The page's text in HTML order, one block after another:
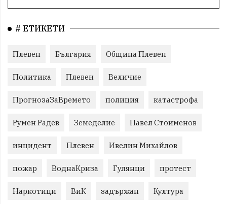
# ЕТИКЕТИ
Плевен България Община Плевен
Политика Плевен Величие
ПрогнозаЗаВремето полиция катастрофа
Румен Радев Земеделие Павел Стоименов
инцидент Плевен Ивелин Михайлов
пожар ВоднаКриза Гулянци протест
Наркотици ВиК задържан Култура